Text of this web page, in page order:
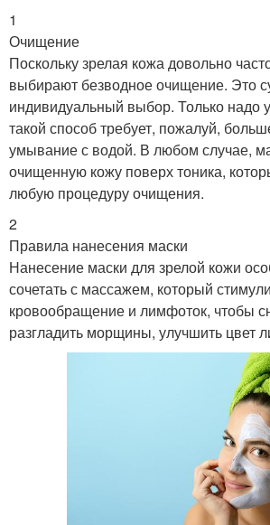
1
Очищение
Поскольку зрелая кожа довольно
выбирают безводное очищение. Это
индивидуальный выбор. Только надо
такой способ требует, пожалуй,
умывание с водой. В любом случае,
очищенную кожу поверх тоника,
любую процедуру очищения.
2
Правила нанесения маски
Нанесение маски для зрелой кожи
сочетать с массажем, который
кровообращение и лимфоток, чтобы
разгладить морщины, улучшить цвет